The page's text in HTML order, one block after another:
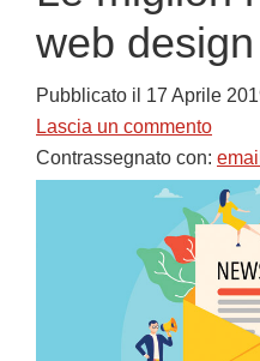
web design
Pubblicato il 17 Aprile
Lascia un commento
Contrassegnato con: